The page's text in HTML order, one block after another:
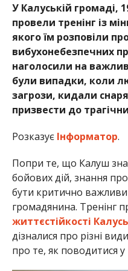
У Калуській громаді,
провели тренінг із
якого їм розповіли
вибухонебезпечних
наголосили на
були випадки, коли
загрози, кидали
призвести до
Розказує Інформатор.
Попри те, що Калуш
бойових дій, знання
бути критично
громадянина. Тренінг
життєстійкості
дізналися про різні
про те, як поводитися у